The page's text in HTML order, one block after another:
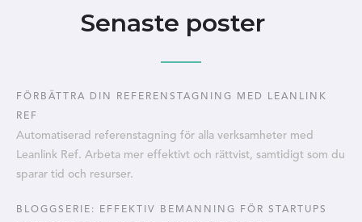
Senaste poster
FÖRBÄTTRA DIN REFERENSTAGNING MED LEANLINK
REF
Automatiserad referenstagning för alla verksamheter med
Leanlink Ref. Arbeta mer effektivt och rättvist, samtidigt som du
sparar tid och resurser.
BLOGGSERIE: EFFEKTIV BEMANNING FÖR STARTUPS